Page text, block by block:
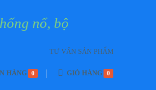
TƯ VẤN SẢN PHẨM
HÀNG 0 GIỎ HÀNG 0